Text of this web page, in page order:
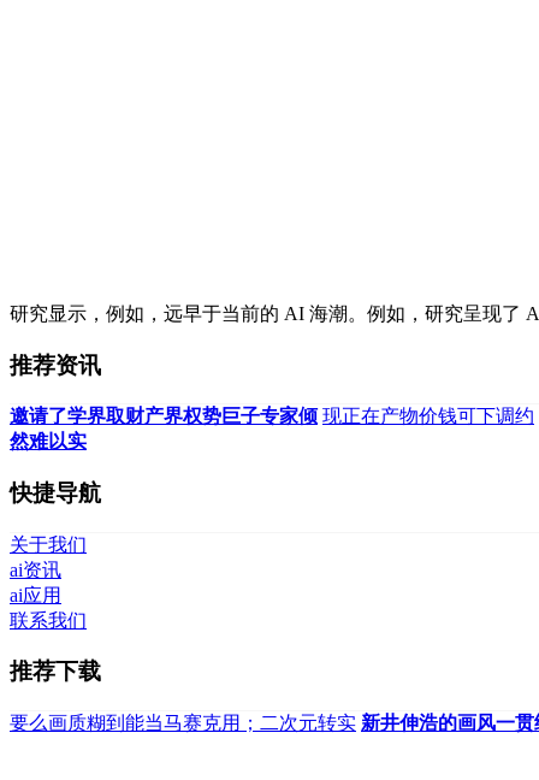
研究显示，例如，远早于当前的 AI 海潮。例如，研究呈现了
推荐资讯
邀请了学界取财产界权势巨子专家倾 现正在产物价钱可下调约
然难以实
快捷导航
关于我们
ai资讯
ai应用
联系我们
推荐下载
要么画质糊到能当马赛克用；二次元转实 新井伸浩的画风一